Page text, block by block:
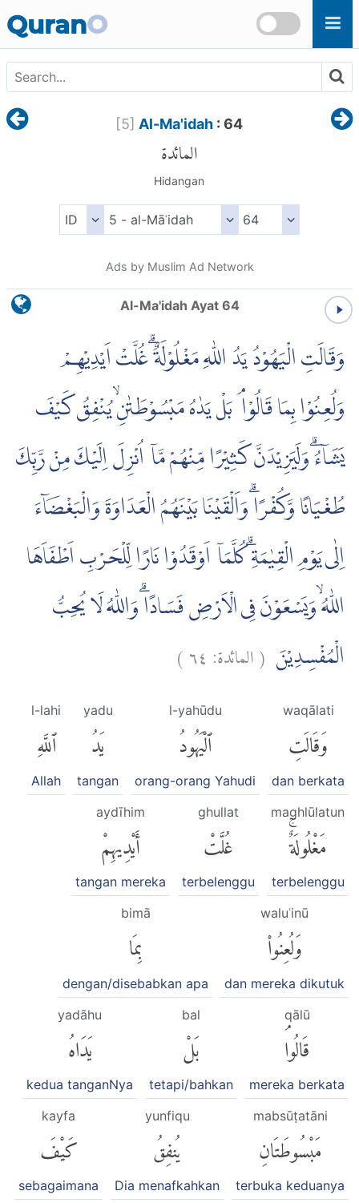
QuranO
[5] Al-Ma'idah : 64
المائدة
Hidangan
Ads by Muslim Ad Network
Al-Ma'idah Ayat 64
وَقَالَتِ الْيَهُوْدُ يَدُ اللّٰهِ مَغْلُوْلَةٌ ۗغُلَّتْ اَيْدِيْهِمْ
وَلُعِنُوْا بِمَا قَالُوْا ۘ بَلْ يَدٰهُ مَبْسُوْطَتٰنِۙ يُنْفِقُ كَيْفَ
يَشَاۤءُۗ وَلَيَزِيْدَنَّ كَثِيْرًا مِّنْهُمْ مَّآ اُنْزِلَ اِلَيْكَ مِنْ رَّبِّكَ
طُغْيَانًا وَّكُفْرًاۗ وَاَلْقَيْنَا بَيْنَهُمُ الْعَدَاوَةَ وَالْبَغْضَاۤءَ
اِلٰى يَوْمِ الْقِيٰمَةِۗ كُلَّمَآ اَوْقَدُوْا نَارًا لِّلْحَرْبِ اَطْفَاَهَا
اللّٰهُ ۙوَيَسْعَوْنَ فِى الْاَرْضِ فَسَادًاۗ وَاللّٰهُ لَا يُحِبُّ
الْمُفْسِدِيْنَ (المائدة: ٦٤)
waqālati
وَقَالَتِ
dan berkata
l-yahūdu
ٱلْيَهُودُ
orang-orang Yahudi
yadu
يَدُ
tangan
l-lahi
ٱللَّهِ
Allah
maghlūlatun
مَغْلُولَةٌۚ
terbelenggu
ghullat
غُلَّتْ
terbelenggu
aydīhim
أَيْدِيهِمْ
tangan mereka
waluʿinū
وَلُعِنُوا۟
dan mereka dikutuk
bimā
بِمَا
dengan/disebabkan apa
qālū
قَالُواۘ
mereka berkata
bal
بَلْ
tetapi/bahkan
yadāhu
يَدَاهُ
kedua tanganNya
mabsūṭatāni
مَبْسُوطَتَانِ
terbuka keduanya
yunfiqu
يُنفِقُ
Dia menafkahkan
kayfa
كَيْفَ
sebagaimana